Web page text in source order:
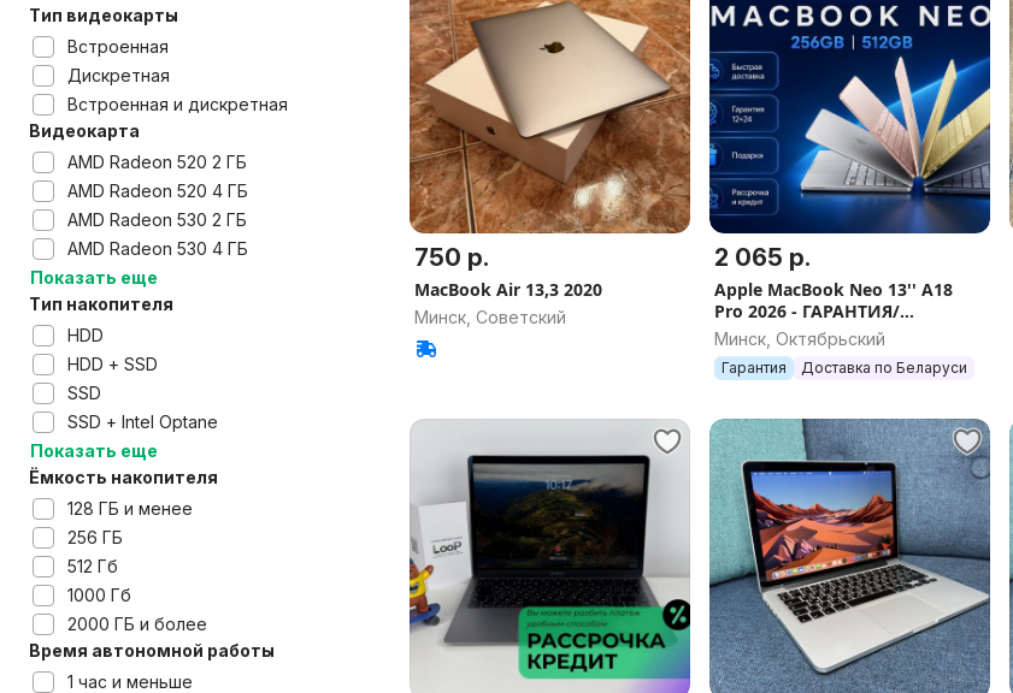
Тип видеокарты
Встроенная
Дискретная
Встроенная и дискретная
Видеокарта
AMD Radeon 520 2 ГБ
AMD Radeon 520 4 ГБ
AMD Radeon 530 2 ГБ
AMD Radeon 530 4 ГБ
Показать еще
Тип накопителя
HDD
HDD + SSD
SSD
SSD + Intel Optane
Показать еще
Ёмкость накопителя
128 ГБ и менее
256 ГБ
512 Гб
1000 Гб
2000 ГБ и более
Время автономной работы
1 час и меньше
750 р.
MacBook Air 13,3 2020
Минск, Советский
2 065 р.
Apple MacBook Neo 13'' A18
Pro 2026 - ГАРАНТИЯ/
ДОСТАВКА
Минск, Октябрьский
Гарантия Доставка по Беларуси